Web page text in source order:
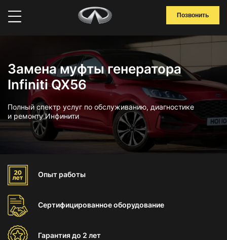
Позвонить
Замена муфты генератора
Infiniti QX56
Полный спектр услуг по обслуживанию, диагностике
и ремонту Инфинити
Опыт работы
Сертифицированноеоборудование
Гарантиядо 2 лет